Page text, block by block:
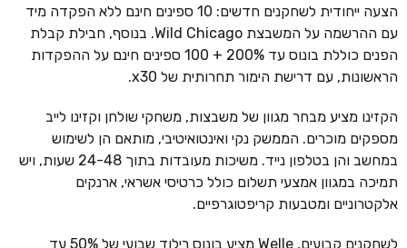
הצעה ייחודית לשחקנים חדשים: 10 ספינים חינם ללא הפקדה מיד
עם ההרשמה על המשבצת Wild Chicago. בנוסף, חבילת קבלת
הפנים כוללת בונוס עד 200% + 100 ספינים חינם על ההפקדות
הראשונות, עם דרישת הימור תחרותית של x30.
הקזינו מציע מבחר מגוון של משבצות, משחקי שולחן וקזינו לייב
מספקים מוכרים. הממשק נקי ואינטואיטיבי, מותאם הן לשימוש
במחשב והן בטלפון נייד. משיכות מעובדות בתוך 24-48 שעות, ויש
תמיכה במגוון אמצעי תשלום כולל כרטיסי אשראי, ארנקים
אלקטרוניים ומטבעות קריפטוגרפיים.
לשחקנים קבועים, Welle מציע בונוס רילוד שבועי של 50% עד